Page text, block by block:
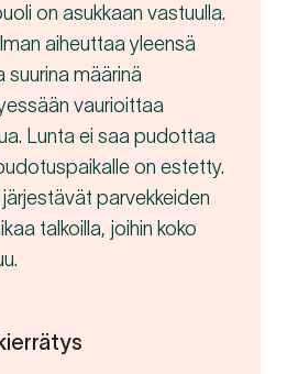
on asukkaan vastuulla.
aiheuttaa yleensä
suurina määrinä
vaurioittaa
Lunta ei saa pudottaa
on estetty.
parvekkeiden
talkoilla, joihin koko